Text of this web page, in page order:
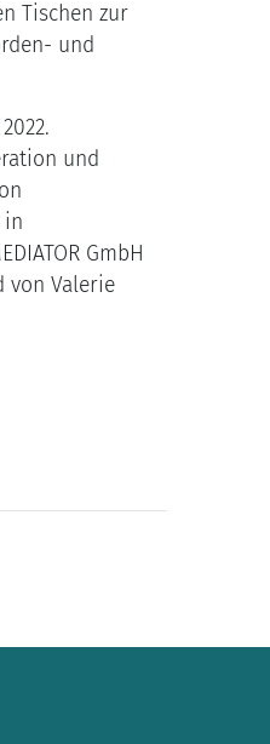
Tischen zur
und
und
in
GmbH
von Valerie